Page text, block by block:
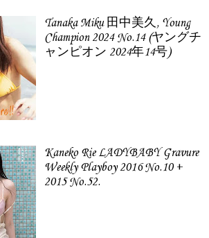
Tanaka Miku 田中美久, Young
Champion 2024 No.14 (ヤングチ
ャンピオン 2024年14号)
Kaneko Rie LADYBABY Gravure
Weekly Playboy 2016 No.10 +
2015 No.52.